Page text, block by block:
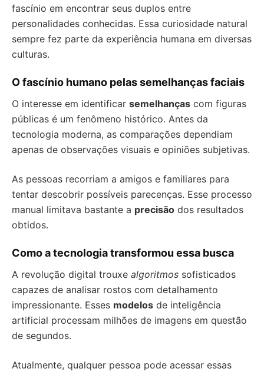
fascínio em encontrar seus duplos entre
personalidades conhecidas. Essa curiosidade natural
sempre fez parte da experiência humana em diversas
culturas.
O fascínio humano pelas semelhanças faciais
O interesse em identificar semelhanças com figuras
públicas é um fenômeno histórico. Antes da
tecnologia moderna, as comparações dependiam
apenas de observações visuais e opiniões subjetivas.
As pessoas recorriam a amigos e familiares para
tentar descobrir possíveis parecenças. Esse processo
manual limitava bastante a precisão dos resultados
obtidos.
Como a tecnologia transformou essa busca
A revolução digital trouxe algoritmos sofisticados
capazes de analisar rostos com detalhamento
impressionante. Esses modelos de inteligência
artificial processam milhões de imagens em questão
de segundos.
Atualmente, qualquer pessoa pode acessar essas